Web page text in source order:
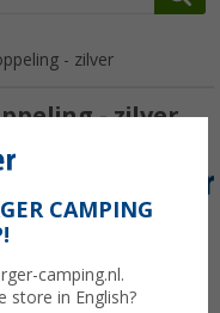
- zilver
- zilver
CAMPING
camping.nl.
store in English?